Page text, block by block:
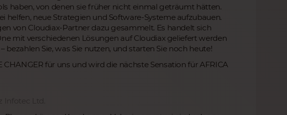
haben, von denen sie früher nicht einmal geträumt hätten.
helfen, neue Strategien und Software-Systeme aufzubauen.
von Cloudiax-Partner dazu gesammelt. Es handelt sich
mit verschiedenen Lösungen auf Cloudiax geliefert werden
Sie, was Sie nutzen, und starten Sie noch heute!
für uns und wird die nächste Sensation für AFRICA